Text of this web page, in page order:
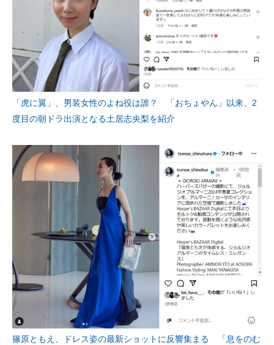
「虎に翼」、男装女性のよね役は誰？ 「おちょやん」以来、2
度目の朝ドラ出演となる土居志央梨を紹介
篠原ともえ、ドレス姿の最新ショットに反響集まる 「息をのむ